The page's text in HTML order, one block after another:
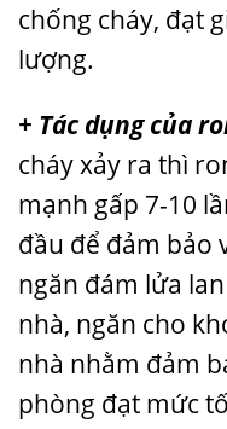
chống cháy, đạt
lượng.
+ Tác dụng của
cháy xảy ra thì
mạnh gấp 7-10
đầu để đảm bảo
ngăn đám lửa
nhà, ngăn cho
nhà nhằm đảm
phòng đạt mức